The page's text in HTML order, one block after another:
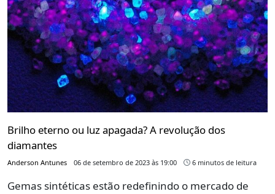
Brilho eterno ou luz apagada? A revolução dos
diamantes
Anderson Antunes 06 de setembro de 2023 às 19:00 6 minutos de leitura
Gemas sintéticas estão redefinindo o mercado de